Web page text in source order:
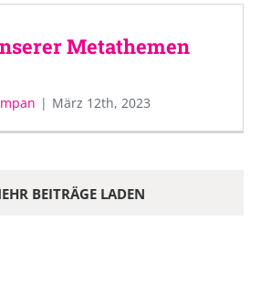
Metathemen
| März 12th, 2023
BEITRÄGE LADEN